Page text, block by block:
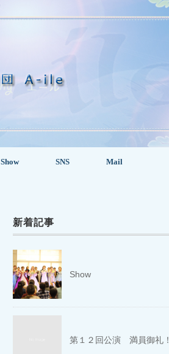
Show SNS Mail
新着記事
Show
第１２回公演 満員御礼！